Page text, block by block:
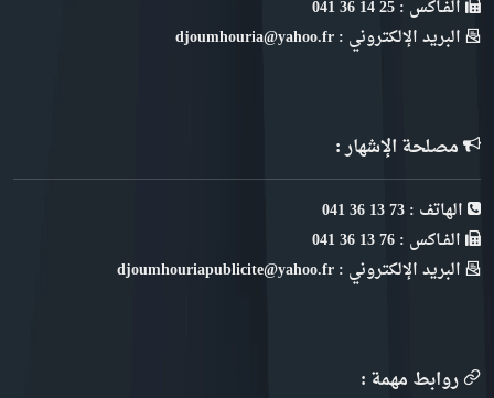
الفـاكس : 25 14 36 041
البريد الإلكتروني : djoumhouria@yahoo.fr
مصلحة الإشهار :
الهاتف : 73 13 36 041
الفـاكس : 76 13 36 041
البريد الإلكتروني : djoumhouriapublicite@yahoo.fr
روابط مهمة :